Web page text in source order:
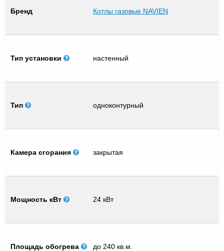
Бренд Котлы газовые NAVIEN
Тип установки настенный
Тип одноконтурный
Камера сгорания закрытая
Мощность кВт 24 кВт
Площадь обогрева до 240 кв.м.